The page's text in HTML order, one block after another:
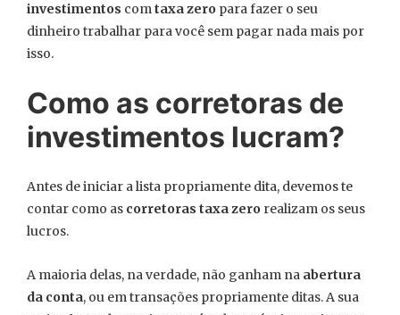
investimentos comtaxa zero para fazer o seu
dinheiro trabalhar para você sem pagar nada mais por
isso.
Como as corretoras de
investimentos lucram?
Antes de iniciar a lista propriamente dita, devemos te
contar como as corretoras taxa zero realizam os seus
lucros.
A maioria delas, na verdade, não ganham na abertura
da conta, ou em transações propriamente ditas. A sua